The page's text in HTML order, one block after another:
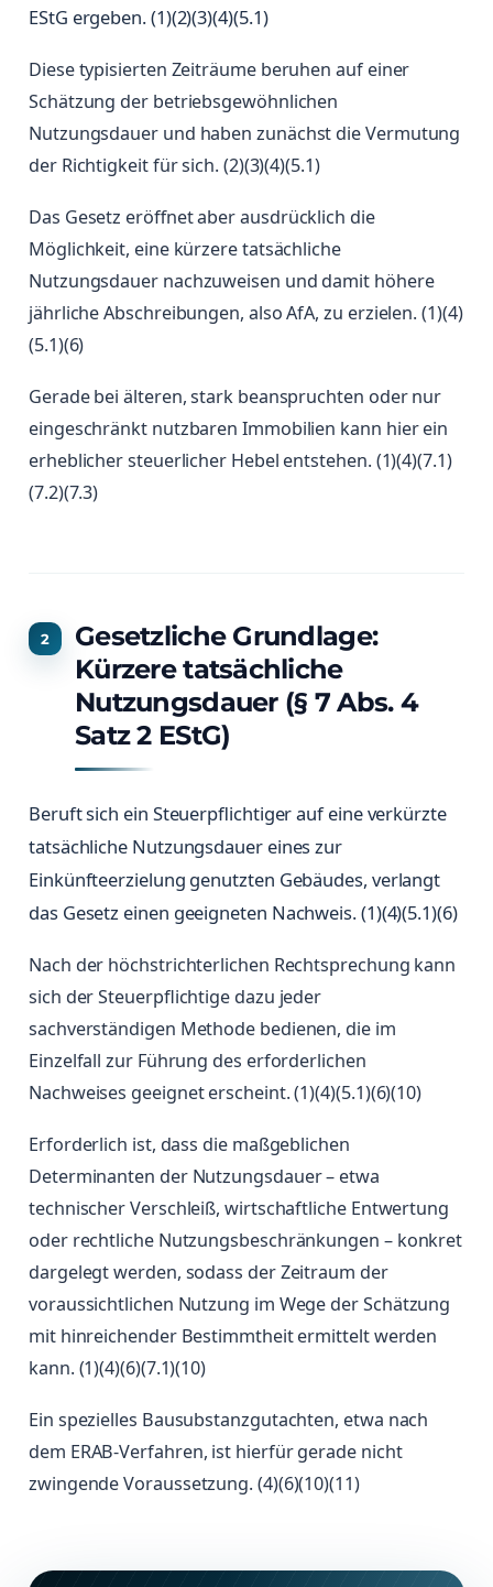
EStG ergeben. (1)(2)(3)(4)(5.1)
Diese typisierten Zeiträume beruhen auf einer
Schätzung der betriebsgewöhnlichen
Nutzungsdauer und haben zunächst die Vermutung
der Richtigkeit für sich. (2)(3)(4)(5.1)
Das Gesetz eröffnet aber ausdrücklich die
Möglichkeit, eine kürzere tatsächliche
Nutzungsdauer nachzuweisen und damit höhere
jährliche Abschreibungen, also AfA, zu erzielen. (1)(4)
(5.1)(6)
Gerade bei älteren, stark beanspruchten oder nur
eingeschränkt nutzbaren Immobilien kann hier ein
erheblicher steuerlicher Hebel entstehen. (1)(4)(7.1)
(7.2)(7.3)
Gesetzliche Grundlage:
Kürzere tatsächliche
Nutzungsdauer (§ 7 Abs. 4
Satz 2 EStG)
Beruft sich ein Steuerpflichtiger auf eine verkürzte
tatsächliche Nutzungsdauer eines zur
Einkünfteerzielung genutzten Gebäudes, verlangt
das Gesetz einen geeigneten Nachweis. (1)(4)(5.1)(6)
Nach der höchstrichterlichen Rechtsprechung kann
sich der Steuerpflichtige dazu jeder
sachverständigen Methode bedienen, die im
Einzelfall zur Führung des erforderlichen
Nachweises geeignet erscheint. (1)(4)(5.1)(6)(10)
Erforderlich ist, dass die maßgeblichen
Determinanten der Nutzungsdauer – etwa
technischer Verschleiß, wirtschaftliche Entwertung
oder rechtliche Nutzungsbeschränkungen – konkret
dargelegt werden, sodass der Zeitraum der
voraussichtlichen Nutzung im Wege der Schätzung
mit hinreichender Bestimmtheit ermittelt werden
kann. (1)(4)(6)(7.1)(10)
Ein spezielles Bausubstanzgutachten, etwa nach
dem ERAB-Verfahren, ist hierfür gerade nicht
zwingende Voraussetzung. (4)(6)(10)(11)